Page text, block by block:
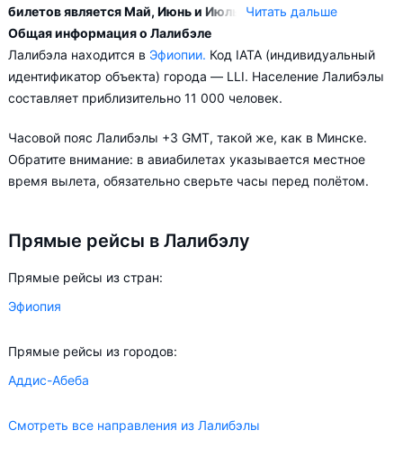
билетов является Май, Июнь и Июль. Читать дальше
Город Лалибэла обслуживается аэропортами: Лалибела.
Прямые рейсы в Лалибэлу выполняются 1 авиакомпанией.
Больше всего рейсов выполняет авиакомпания Ethiopian
В зависимости от количества дней, оставшихся до вылета,
цена билета на самолёт в Лалибэлу может измениться
Aviasales.by советует купить авиабилеты в Лалибэлу заранее,
свои пожелания и финансовые возможности.
Общая информация о Лалибэле
Лалибэла находится в Эфиопии. Код IATA (индивидуальный
идентификатор объекта) города — LLI. Население Лалибэлы
составляет приблизительно 11 000 человек.
Часовой пояс Лалибэлы +3 GMT, такой же, как в Минске.
Обратите внимание: в авиабилетах указывается местное
время вылета, обязательно сверьте часы перед полётом.
Прямые рейсы в Лалибэлу
Прямые рейсы из стран:
Эфиопия
Прямые рейсы из городов:
Аддис-Абеба
Смотреть все направления из Лалибэлы